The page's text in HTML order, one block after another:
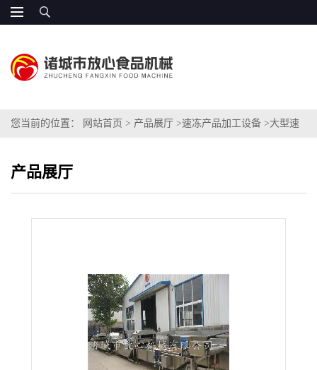
您当前的位置： 网站首页 > 产品展厅 >速冻产品加工设备 >大型速
产品展厅